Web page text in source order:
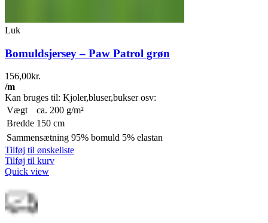
Luk
Bomuldsjersey – Paw Patrol grøn
156,00kr.
/m
Kan bruges til: Kjoler,bluser,bukser osv:
Vægt
ca. 200 g/m²
Bredde 150 cm
Sammensætning 95% bomuld 5% elastan
Tilføj til ønskeliste
Tilføj til kurv
Quick view